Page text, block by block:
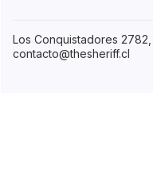
Los Conquistadores
contacto@thesheriff.cl